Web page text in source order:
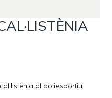
al poliesportiu!